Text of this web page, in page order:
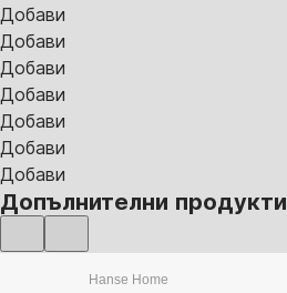
Добави
Добави
Добави
Добави
Добави
Добави
Добави
Допълнителни продукти
Hanse Home